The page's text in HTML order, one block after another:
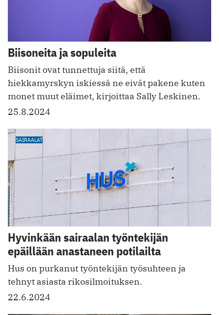
Biisoneita ja sopuleita
Biisonit ovat tunnettuja siitä, että
hiekkamyrskyn iskiessä ne eivät pakene kuten
monet muut eläimet, kirjoittaa Sally Leskinen.
25.8.2024
SAIRAALAT
Hyvinkään sairaalan työntekijän
epäillään anastaneen potilailta
Hus on purkanut työntekijän työsuhteen ja
tehnyt asiasta rikosilmoituksen.
22.6.2024